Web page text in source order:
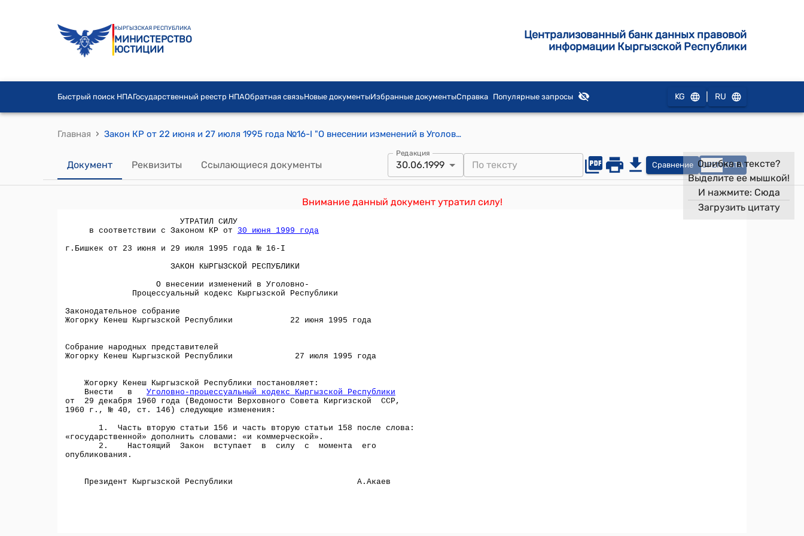
КЫРГЫЗСКАЯ РЕСПУБЛИКА
МИНИСТЕРСТВО
ЮСТИЦИИ
Централизованный банк данных правовой
информации Кыргызской Республики
Быстрый поиск НПАГосударственный реестр НПАОбратная связьНовые документыИзбранные документыСправка Популярные запросы KG RU
Главная › Закон КР от 22 июня и 27 июля 1995 года №16-I "О внесении изменений в Уголовно-Процессуальный кодекс Кыргызской Республики"
Документ Реквизиты Ссылающиеся документы
Редакция
30.06.1999 Сравнение OPEN DATA
Внимание данный документ утратил силу!
Ошибка в тексте?
Выделите ее мышкой!
И нажмите: Сюда
Загрузить цитату